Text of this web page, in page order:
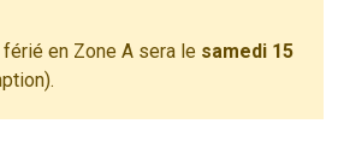
férié en Zone A sera le samedi 15